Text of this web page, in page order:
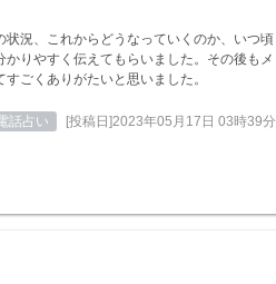
状況、これからどうなっていくのか、いつ頃
りやすく伝えてもらいました。その後もメ
ごくありがたいと思いました。
話占い [投稿日]2023年05月17日 03時39分